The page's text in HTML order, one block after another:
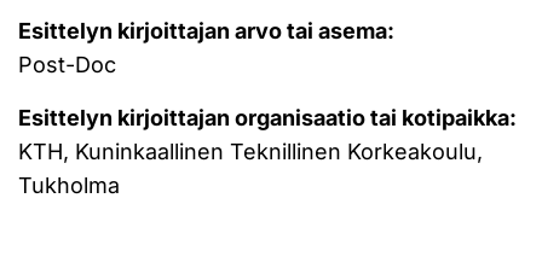
Esittelyn kirjoittajan arvo tai asema:
Post-Doc
Esittelyn kirjoittajan organisaatio tai kotipaikka:
KTH, Kuninkaallinen Teknillinen Korkeakoulu,
Tukholma